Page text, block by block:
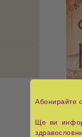
Абонирайте
Ще ви